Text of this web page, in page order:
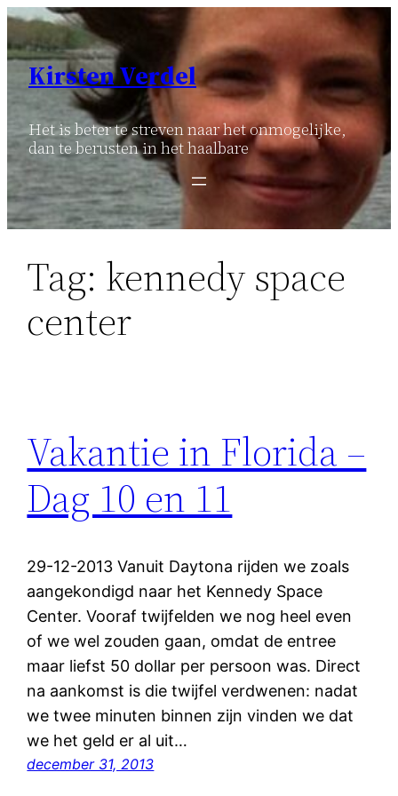
Ga
naar
inhoud
Kirsten Verdel
Het is beter te streven naar het onmogelijke,
dan te berusten in het haalbare
Tag: kennedy space
center
Vakantie in Florida –
Dag 10 en 11
29-12-2013 Vanuit Daytona rijden we zoals
aangekondigd naar het Kennedy Space
Center. Vooraf twijfelden we nog heel even
of we wel zouden gaan, omdat de entree
maar liefst 50 dollar per persoon was. Direct
na aankomst is die twijfel verdwenen: nadat
we twee minuten binnen zijn vinden we dat
we het geld er al uit…
december 31, 2013